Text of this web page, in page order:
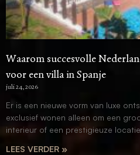
Waarom succesvolle
voor een villa in Spanje
juli 24, 2026
Er is een nieuwe vorm van luxe
exclusief wonen alleen om een
interieur of een prestigieuze
LEES VERDER »